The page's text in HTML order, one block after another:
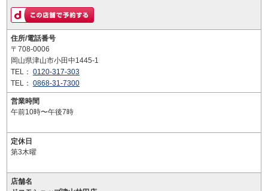
住所/電話番号
〒708-0006
岡山県津山市小田中1445-1
TEL： 0120-317-303
TEL： 0868-31-7300
営業時間
午前10時〜午後7時
定休日
第3木曜
店舗名